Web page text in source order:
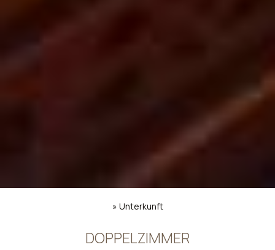
» Unterkunft
DOPPELZIMMER